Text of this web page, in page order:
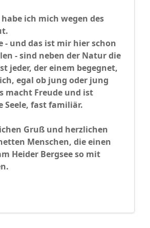
ich mich wegen des
- und das ist mir hier schon
- sind neben der Natur die
jeder, der einem begegnet,
egal ob jung oder jung
macht Freude und ist
Seele, fast familiär.
Gruß und herzlichen
Menschen, die einen
Heider Bergsee so mit